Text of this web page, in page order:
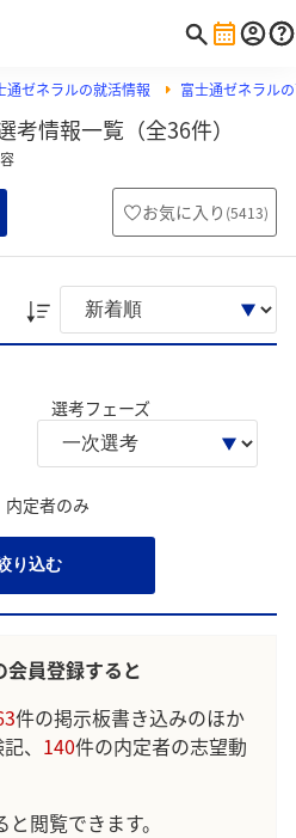
通ゼネラルの就活情報 富士通ゼネラル
情報一覧（全36件）
お気に入り (5413)
選考フェーズ
内定者のみ
り込む
会員登録すると
件の掲示板書き込みのほか
、 140件の内定者の志望動
と閲覧できます。